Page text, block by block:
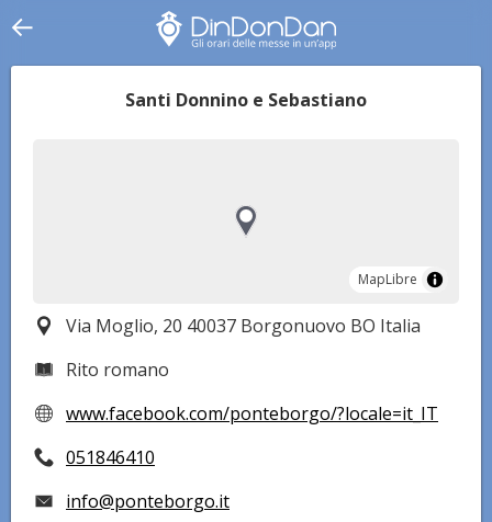
Santi Donnino e Sebastiano
MapLibre
MapLibre
Via Moglio, 20 40037 Borgonuovo BO Italia
Rito romano
www.facebook.com/ponteborgo/?locale=it_IT
051846410
info@ponteborgo.it